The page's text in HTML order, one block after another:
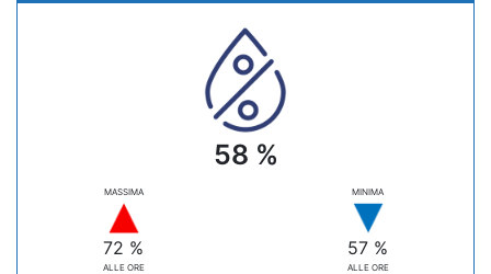
58 %
MASSIMA
72 %
ALLE ORE
MINIMA
57 %
ALLE ORE